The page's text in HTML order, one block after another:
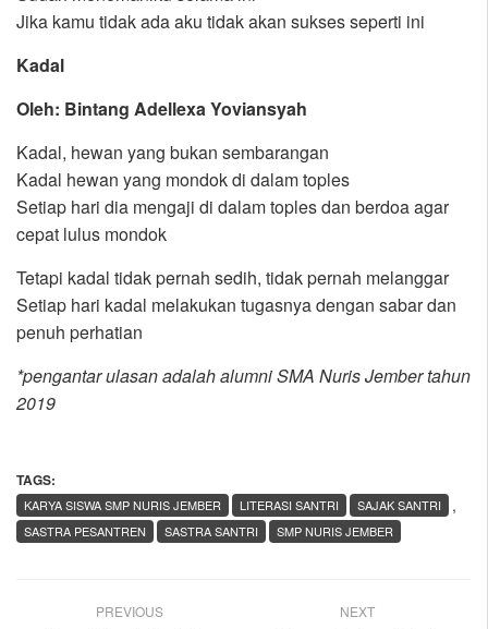
Jika kamu tidak ada aku tidak akan sukses seperti ini
Kadal
Oleh: Bintang Adellexa Yoviansyah
Kadal, hewan yang bukan sembarangan
Kadal hewan yang mondok di dalam toples
Setiap hari dia mengaji di dalam toples dan berdoa agar
cepat lulus mondok
Tetapi kadal tidak pernah sedih, tidak pernah melanggar
Setiap hari kadal melakukan tugasnya dengan sabar dan
penuh perhatian
*pengantar ulasan adalah alumni SMA Nuris Jember tahun
2019
TAGS:
,
KARYA SISWA SMP NURIS JEMBER LITERASI SANTRI
SAJAK SANTRI
SASTRA PESANTREN
SASTRA SANTRI SMP NURIS JEMBER
PREVIOUS NEXT